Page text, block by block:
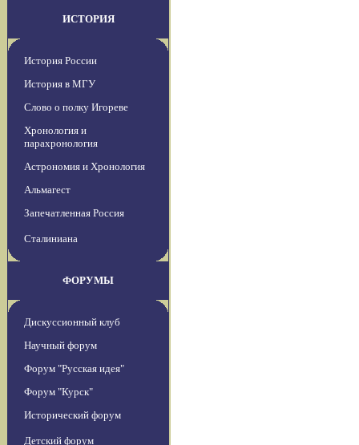
ИСТОРИЯ
История России
История в МГУ
Слово о полку Игореве
Хронология и
парахронология
Астрономия и Хронология
Альмагест
Запечатленная Россия
Сталиниана
ФОРУМЫ
Дискуссионный клуб
Научный форум
Форум "Русская идея"
Форум "Курск"
Исторический форум
Детский форум